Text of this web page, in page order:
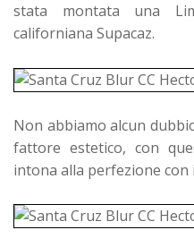
stata montata una
californiana Supacaz.
Non abbiamo alcun
fattore estetico, con
intona alla perfezione con